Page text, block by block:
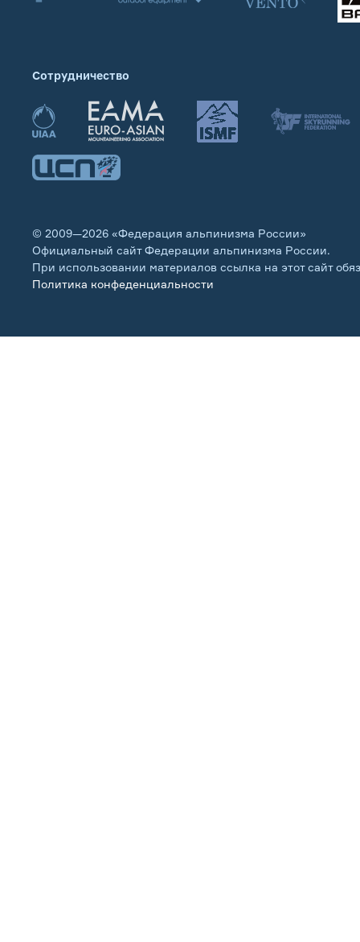
Сотрудничество
© 2009—2026 «Федерация альпинизма России»
Официальный сайт Федерации альпинизма России.
При использовании материалов ссылка на этот сайт
Политика конфеденциальности